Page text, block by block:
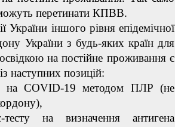
перетинати КПВВ.
іншого рівня епідемічної
України з будь-яких країн для
на постійне проживання є
наступних позицій:
на COVID-19 методом ПЛР (не
на визначення антигена